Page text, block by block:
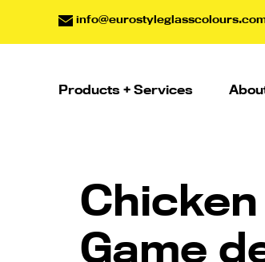
Products + Services
Game